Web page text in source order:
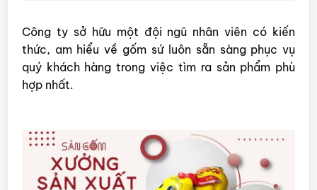
Công ty sở hữu một đội ngũ nhân viên có kiến
thức, am hiểu về gốm sứ luôn sẵn sàng phục vụ
quý khách hàng trong việc tìm ra sản phẩm phù
hợp nhất.